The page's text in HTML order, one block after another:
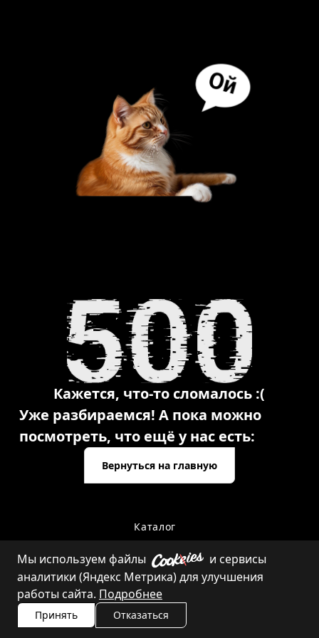
Кажется, что-то сломалось :(
Уже разбираемся! А пока можно
посмотреть, что ещё у нас есть:
Вернуться на главную
Каталог
Контакты
Мы используем файлы
и сервисы
аналитики (Яндекс Метрика) для улучшения
работы сайта. Подробнее
Принять Отказаться